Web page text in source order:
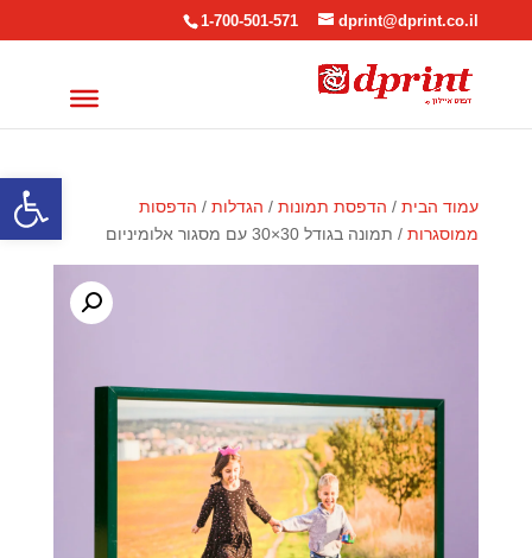
פתח
1-700-501-571 dprint@dprint.co.il
עמוד הבית/ הדפסת תמונות/ הגדלות/ הדפסות
ממוסגרות/ תמונה בגודל 30×30 עם מסגור אלומיניום